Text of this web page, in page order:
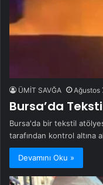
ÜMİT SAVĞA Ağustos
Bursa’da
Bursa'da bir tekstil
tarafından kontrol altına
Devamını Oku »